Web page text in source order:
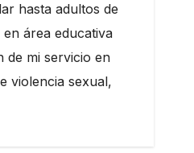
hasta adultos de
área educativa
de mi servicio en
violencia sexual,